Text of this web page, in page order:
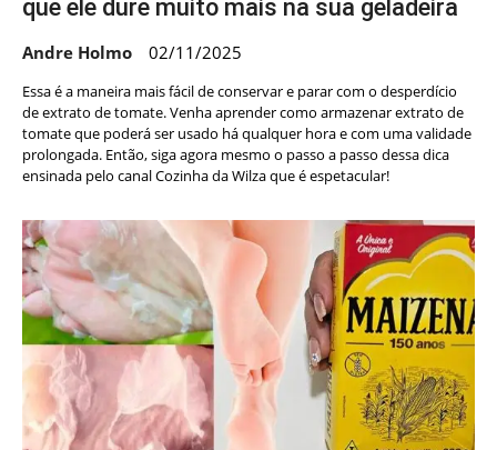
que ele dure muito mais na sua geladeira
Andre Holmo 02/11/2025
Essa é a maneira mais fácil de conservar e parar com o desperdício
de extrato de tomate. Venha aprender como armazenar extrato de
tomate que poderá ser usado há qualquer hora e com uma validade
prolongada. Então, siga agora mesmo o passo a passo dessa dica
ensinada pelo canal Cozinha da Wilza que é espetacular!